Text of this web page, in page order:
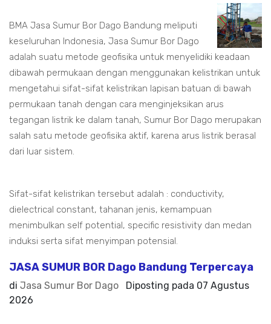
BMA Jasa Sumur Bor Dago Bandung meliputi
keseluruhan Indonesia, Jasa Sumur Bor Dago
adalah suatu metode geofisika untuk menyelidiki keadaan
dibawah permukaan dengan menggunakan kelistrikan untuk
mengetahui sifat-sifat kelistrikan lapisan batuan di bawah
permukaan tanah dengan cara menginjeksikan arus
tegangan listrik ke dalam tanah, Sumur Bor Dago merupakan
salah satu metode geofisika aktif, karena arus listrik berasal
dari luar sistem.
Sifat-sifat kelistrikan tersebut adalah : conductivity,
dielectrical constant, tahanan jenis, kemampuan
menimbulkan self potential, specific resistivity dan medan
induksi serta sifat menyimpan potensial.
JASA SUMUR BOR Dago Bandung Terpercaya
di Jasa Sumur Bor Dago Diposting pada 07 Agustus
2026